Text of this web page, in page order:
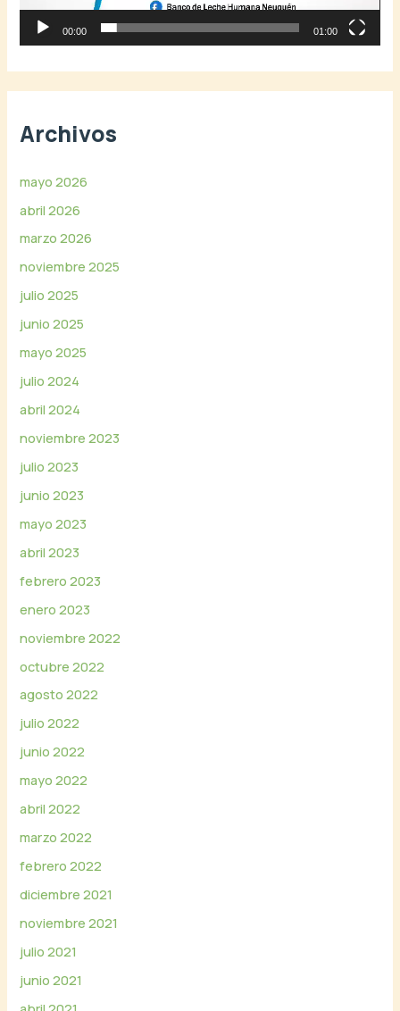
o
e
v
d
e
00:00 01:00
Archivos
mayo 2026
abril 2026
marzo 2026
noviembre 2025
julio 2025
junio 2025
mayo 2025
julio 2024
abril 2024
noviembre 2023
julio 2023
junio 2023
mayo 2023
abril 2023
febrero 2023
enero 2023
noviembre 2022
octubre 2022
agosto 2022
julio 2022
junio 2022
mayo 2022
abril 2022
marzo 2022
febrero 2022
diciembre 2021
noviembre 2021
julio 2021
junio 2021